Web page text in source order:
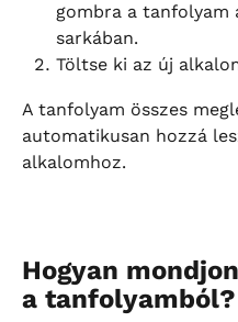
gombra a tanfolyam
sarkában.
Töltse ki az új
A tanfolyam összes
automatikusan hozzá
alkalomhoz.
Hogyan
a tanfolyamból?